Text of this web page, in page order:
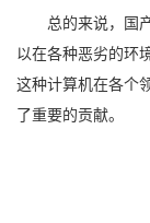
总的来说，国产
以在各种恶劣的环
这种计算机在各个
了重要的贡献。